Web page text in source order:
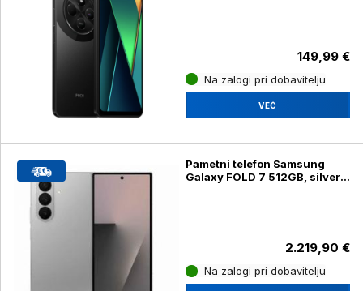
149,99 €
Na zalogi pri dobavitelju
VEČ
Pametni telefon Samsung
Galaxy FOLD 7 512GB, silver
2.219,90 €
Na zalogi pri dobavitelju